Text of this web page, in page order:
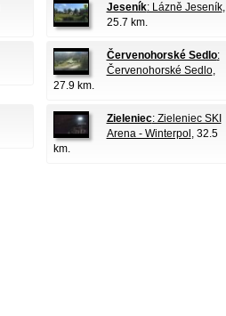
Jeseník: Lázně Jeseník,
25.7 km.
Červenohorské Sedlo:
Červenohorské Sedlo,
27.9 km.
Zieleniec: Zieleniec SKI
Arena - Winterpol , 32.5
km.